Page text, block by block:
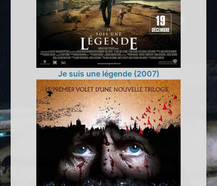
Je suis une légende (2007)